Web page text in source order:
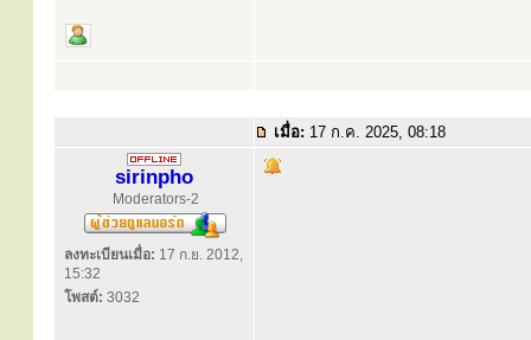
เมื่อ: 17 ก.ค. 2025, 08:18
sirinpho
Moderators-2
ลงทะเบียนเมื่อ: 17 ก.ย. 2012,
15:32
โพสต์: 3032